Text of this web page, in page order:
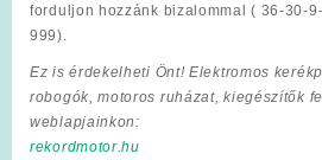
forduljon hozzánk bizalommal ( 36-30-
999).
Ez is érdekelheti Önt! Elektromos
robogók, motoros ruházat, kiegészítők
weblapjainkon:
rekordmotor.hu